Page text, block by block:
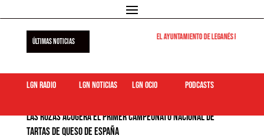
ÚLTIMAS NOTICIAS El Ayuntamiento de Leganés pone en
LGN Radio LGN Noticias LGN ocio podcasts
Las Rozas acogerá el primer Campeonato Nacional de
Tartas de Queso de España